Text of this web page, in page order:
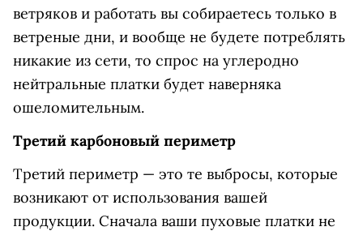
ветряков и работать вы собираетесь только в
ветреные дни, и вообще не будете потреблять
никакие из сети, то спрос на углеродно
нейтральные платки будет наверняка
ошеломительным.
Третий карбоновый периметр
Третий периметр — это те выбросы, которые
возникают от использования вашей
продукции. Сначала ваши пуховые платки не